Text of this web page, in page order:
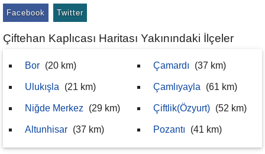
Facebook Twitter
Çiftehan Kaplıcası Haritası Yakınındaki İlçeler
Bor (20 km)
Ulukışla (21 km)
Niğde Merkez (29 km)
Altunhisar (37 km)
Çamardı (37 km)
Çamlıyayla (61 km)
Çiftlik(Özyurt) (52 km)
Pozantı (41 km)